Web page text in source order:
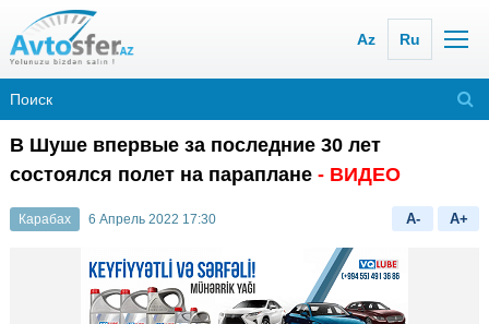
Az Ru
В Шуше впервые за последние 30 лет
состоялся полет на параплане - ВИДЕО
Карабах 6 Апрель 2022 17:30 A- A+